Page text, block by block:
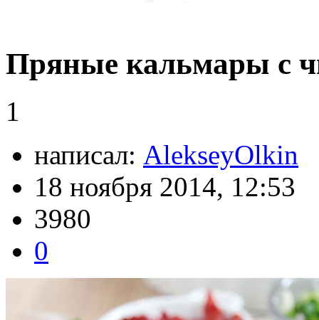
Пряные кальмары с
1
написал: AlekseyOlkin
18 ноября 2014, 12:53
3980
0